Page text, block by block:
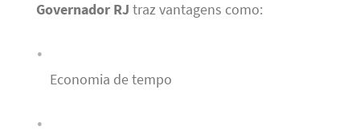
Governador RJ traz vantagens como:
Economia de tempo